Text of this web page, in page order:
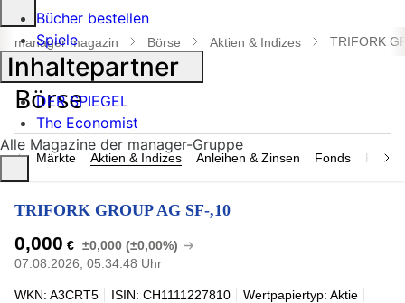
öffnen
manager magazin Börse Aktien & Indizes TRIFORK
Märkte Aktien & Indizes Anleihen & Zinsen Fonds
TRIFORK GROUP AG SF-,10
0,000 € ±0,000 (±0,00%)
07.08.2026, 05:34:48 Uhr
WKN: A3CRT5 ISIN: CH1111227810
Wertpapiertyp: Aktie
Bücher bestellen
Spiele
Inhaltepartner
DER SPIEGEL
The Economist
Alle Magazine der manager-Gruppe